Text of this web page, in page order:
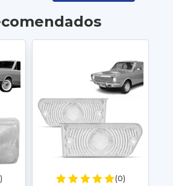
(0)